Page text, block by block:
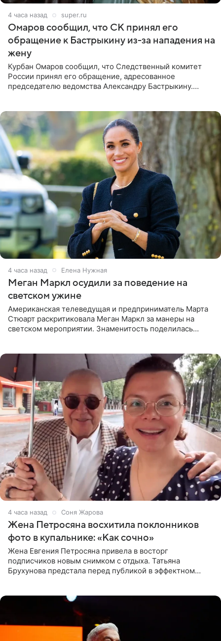
4 часа назад super.ru
Омаров сообщил, что СК принял его
обращение к Бастрыкину из-за нападения на
жену
Курбан Омаров сообщил, что Следственный комитет
России принял его обращение, адресованное
председателю ведомства Александру Бастрыкину.
4 часа назад Елена Нужная
Меган Маркл осудили за поведение на
светском ужине
Американская телеведущая и предприниматель Марта
Стюарт раскритиковала Меган Маркл за манеры на
светском мероприятии. Знаменитость поделилась
4 часа назад Соня Жарова
Жена Петросяна восхитила поклонников
фото в купальнике: «Как сочно»
Жена Евгения Петросяна привела в восторг
подписчиков новым снимком с отдыха. Татьяна
Брухунова предстала перед публикой в эффектном